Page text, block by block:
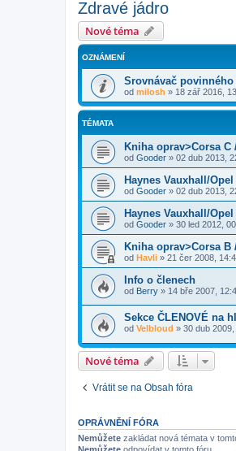
Zdravé jádro
Nové téma
OZNÁMENÍ
Srovnávač
od milosh » 18 zář 2016,
TÉMATA
Kniha oprav>Corsa C
od Gooder » 02 dub 2013,
Haynes Vauxhall/
od Gooder » 02 dub 2013,
Haynes Vauxhall/
od Gooder » 30 led 2012,
Kniha oprav>Corsa B
od Havli » 21 čer 2008,
Info o členech
od Berry » 14 bře 2007,
Sekce ČLENOVÉ na
od Velbloud » 30 dub
Nové téma
Vrátit se na Obsah fóra
OPRÁVNĚNÍ FÓRA
Nemůžete zakládat nová témata v